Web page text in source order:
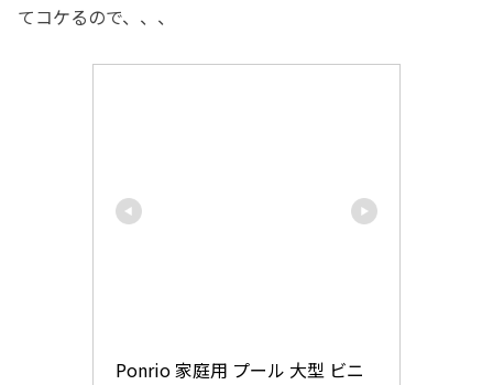
てコケるので、、、
Ponrio 家庭用 プール 大型 ビニ